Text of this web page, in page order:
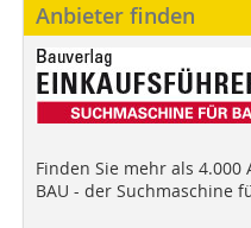
Anbieter finden
Finden Sie mehr als 4.000
BAU - der Suchmaschine